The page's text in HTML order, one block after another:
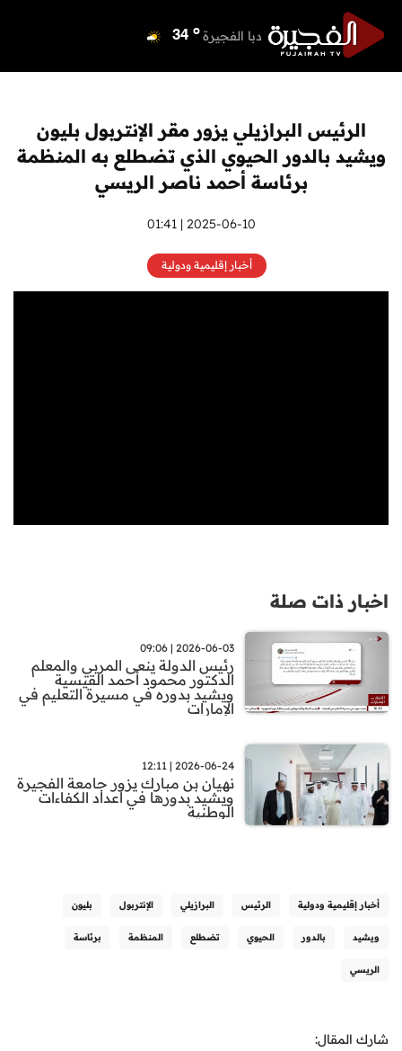
دبا الفجيرة 34 o
أم القيوين o
راس الخيمة 36 o
o
الرئيس البرازيلي يزور مقر الإنتربول بليون
ويشيد بالدور الحيوي الذي تضطلع به المنظمة
برئاسة أحمد ناصر الريسي
2025-06-10 | 01:41
أخبار إقليمية ودولية
اخبار ذات صلة
2026-06-03 | 09:06
رئيس الدولة ينعى المربي والمعلم
الدكتور محمود أحمد القيسية
ويشيد بدوره في مسيرة التعليم في
الإمارات
2026-06-24 | 12:11
نهيان بن مبارك يزور جامعة الفجيرة
ويشيد بدورها في اعداد الكفاءات
الوطنية
أخبار إقليمية ودولية الرئيس البرازيلي الإنتربول بليون
ويشيد بالدور الحيوي تضطلع المنظمة برئاسة
الريسي
شارك المقال: